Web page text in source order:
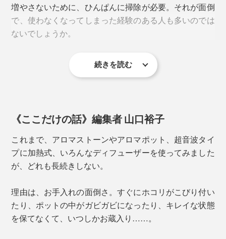
香らせたい空間の広さによって、モードは3段階。
＜小モード＞
→15秒作動、165秒停止で、57時間作動
＜大モード＞
→120秒作動、60秒停止で、7時間作動
車のような狭い空間や、ディフューザーをそばに置いて
お部屋全体を香らせたい場合は、「中モード」。
増やさないために、ひんぱんに掃除が必要。それが面倒
で、使わなくなってしまった経験のある人も多いのでは
ないでしょうか。
それに対し、「ネブライザー式」は水や熱を使わないた
お手入れの目安は半年に１度。また、香りが弱くなった
時や、オイルの種類を変える時に、以下の方法でお手入
れしてください。
状態にして）、アルコールをボトルに注ぐ。
２. 本体に取り付け、約10分間作動させる。
続きを読む
《ここだけの話》編集者 山口裕子
これまで、アロマストーンやアロマポット、超音波タイ
プに加熱式、いろんなディフューザーを使ってみました
が、どれも長続きしない。
理由は、お手入れの面倒さ。すぐにホコリがこびり付い
たり、ポットの中がガビガビになったり、キレイな状態
を保てなくて、いつしかお蔵入り……。